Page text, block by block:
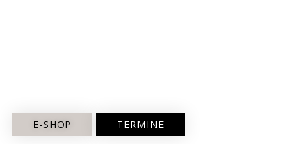
E-SHOP TERMINE